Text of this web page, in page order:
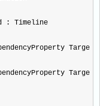
: Timeline
Targe
Targe